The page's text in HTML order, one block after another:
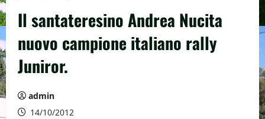
Il santateresino Andrea Nucita
nuovo campione italiano rally
Juniror.
admin
14/10/2012